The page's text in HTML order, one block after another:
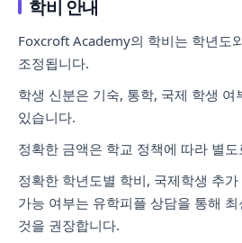
학비 안내
Foxcroft Academy의 학비는 학년도
조정됩니다.
학생 신분은 기숙, 통학, 국제 학생 여
있습니다.
정확한 금액은 학교 정책에 따라 별
정확한 학년도별 학비, 국제학생 추
가능 여부는 유학피플 상담을 통해
것을 권장합니다.